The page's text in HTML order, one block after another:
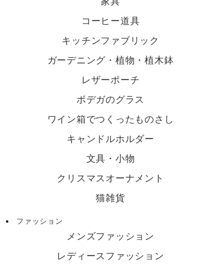
コーヒー道具
キッチンファブリック
ガーデニング・植物・植木鉢
レザーポーチ
ボデガのグラス
ワイン箱でつくったものさし
キャンドルホルダー
文具・小物
クリスマスオーナメント
猫雑貨
ファッション
メンズファッション
レディースファッション